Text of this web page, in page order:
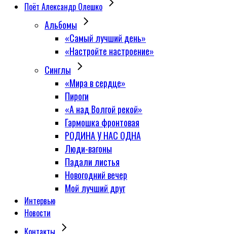
Поёт Александр Олешко
Альбомы
«Самый лучший день»
«Настройте настроение»
Синглы
«Мира в сердце»
Пироги
«А над Волгой рекой»
Гармошка фронтовая
РОДИНА У НАС ОДНА
Люди-вагоны
Падали листья
Новогодний вечер
Мой лучший друг
Интервью
Новости
Контакты